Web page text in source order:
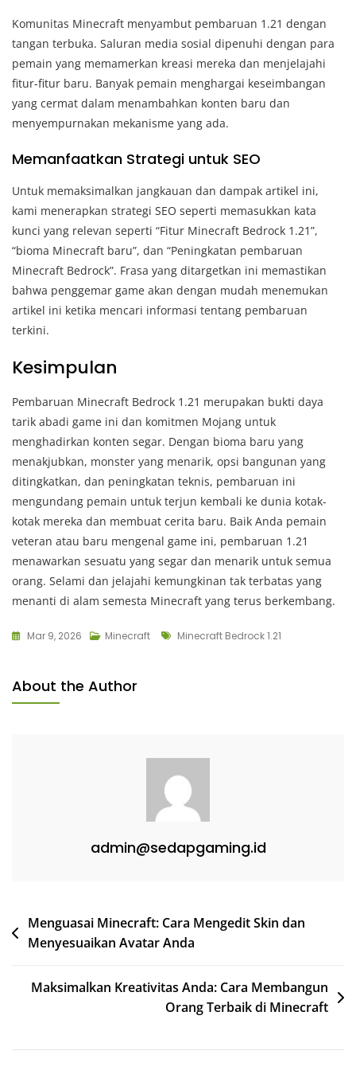
Komunitas Minecraft menyambut pembaruan 1.21 dengan
tangan terbuka. Saluran media sosial dipenuhi dengan para
pemain yang memamerkan kreasi mereka dan menjelajahi
fitur-fitur baru. Banyak pemain menghargai keseimbangan
yang cermat dalam menambahkan konten baru dan
menyempurnakan mekanisme yang ada.
Memanfaatkan Strategi untuk SEO
Untuk memaksimalkan jangkauan dan dampak artikel ini,
kami menerapkan strategi SEO seperti memasukkan kata
kunci yang relevan seperti “Fitur Minecraft Bedrock 1.21”,
“bioma Minecraft baru”, dan “Peningkatan pembaruan
Minecraft Bedrock”. Frasa yang ditargetkan ini memastikan
bahwa penggemar game akan dengan mudah menemukan
artikel ini ketika mencari informasi tentang pembaruan
terkini.
Kesimpulan
Pembaruan Minecraft Bedrock 1.21 merupakan bukti daya
tarik abadi game ini dan komitmen Mojang untuk
menghadirkan konten segar. Dengan bioma baru yang
menakjubkan, monster yang menarik, opsi bangunan yang
ditingkatkan, dan peningkatan teknis, pembaruan ini
mengundang pemain untuk terjun kembali ke dunia kotak-
kotak mereka dan membuat cerita baru. Baik Anda pemain
veteran atau baru mengenal game ini, pembaruan 1.21
menawarkan sesuatu yang segar dan menarik untuk semua
orang. Selami dan jelajahi kemungkinan tak terbatas yang
menanti di alam semesta Minecraft yang terus berkembang.
Mar 9, 2026 Minecraft Tags
Minecraft Bedrock 1.21
About the Author
admin@sedapgaming.id
Post
navigation
Menguasai Minecraft: Cara Mengedit Skin dan
Menyesuaikan Avatar Anda
Maksimalkan Kreativitas Anda: Cara Membangun
Orang Terbaik di Minecraft